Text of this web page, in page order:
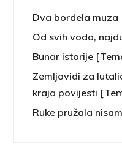
Dva bordela muza
Od svih voda,
Bunar istorije
Zemljovidi za
kraja povijesti
Ruke pružala nisam